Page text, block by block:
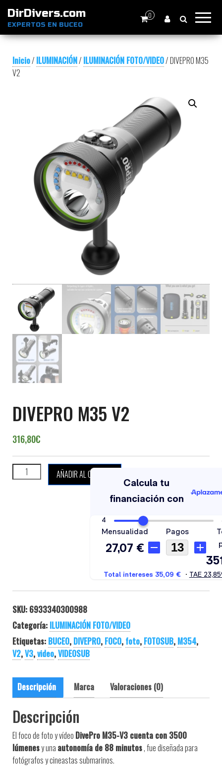
DirDivers.com
EXPERTOS EN BUCEO
0
Inicio/ ILUMINACIÓN/ ILUMINACIÓN FOTO/VIDEO/ DIVEPRO M35
V2
DIVEPRO M35 V2
316,80€
DIVEPRO M35 V2 cantidad
AÑADIR AL CARRITO
SKU: 6933340300988
Categoría: ILUMINACIÓN FOTO/VIDEO
Etiquetas: BUCEO, DIVEPRO, FOCO, foto, FOTOSUB, M354,
V2,V3,video,VIDEOSUB
Descripción Marca Valoraciones (0)
Descripción
El foco de foto y vídeo DivePro M35-V3 cuenta con 3500
lúmenesy una autonomía de 88 minutos, fue diseñada para
fotógrafos y cineastas submarinos.